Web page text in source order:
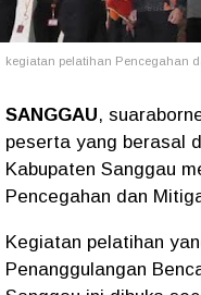
kegiatan pelatihan Pencegahan
SANGGAU,
peserta yang berasal
Kabupaten Sanggau
Pencegahan dan
Kegiatan pelatihan
Penanggulangan